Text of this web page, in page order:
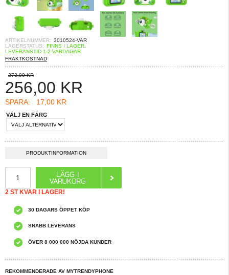
ARTIKELNUMMER: 3010524-VAR
LAGERSTATUS: FINNS I LAGER.
LEVERANSTID 1-2 VARDAGAR
FRAKTKOSTNAD
273,00 KR
256,00 KR
SPARA: 17,00 KR
VÄLJ EN FÄRG
PRODUKTINFORMATION
2 ST KVAR I LAGER!
30 DAGARS ÖPPET KÖP
SNABB LEVERANS
ÖVER 8 000 000 NÖJDA KUNDER
REKOMMENDERADE AV MYTRENDYPHONE